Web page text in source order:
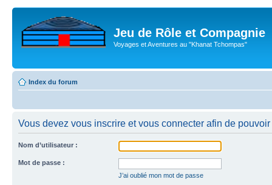
Jeu de Rôle et Compagnie
Voyages et Aventures au "Khanat Tchompas"
Index du forum
Vous devez vous inscrire et vous connecter afin de
Nom d’utilisateur :
Mot de passe :
J’ai oublié mon mot de passe